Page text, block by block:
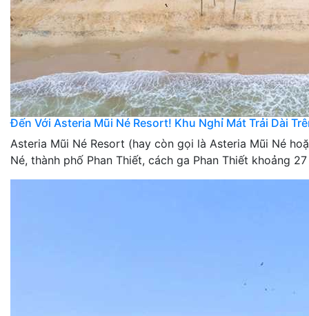
Đến Với Asteria Mũi Né Resort! Khu Nghỉ Mát Trải Dài
Asteria Mũi Né Resort (hay còn gọi là Asteria Mũi Né
Né, thành phố Phan Thiết, cách ga Phan Thiết khoảng